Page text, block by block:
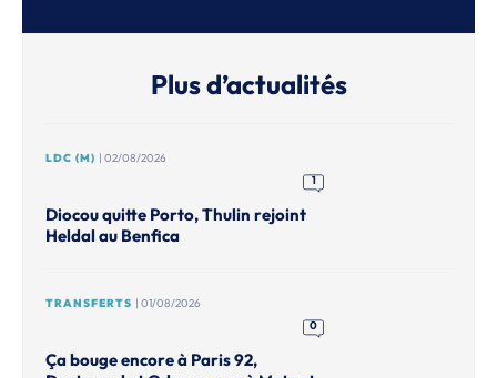
Plus d’actualités
LDC (M) | 02/08/2026
1
Diocou quitte Porto, Thulin rejoint
Heldal au Benfica
TRANSFERTS | 01/08/2026
0
Ça bouge encore à Paris 92,